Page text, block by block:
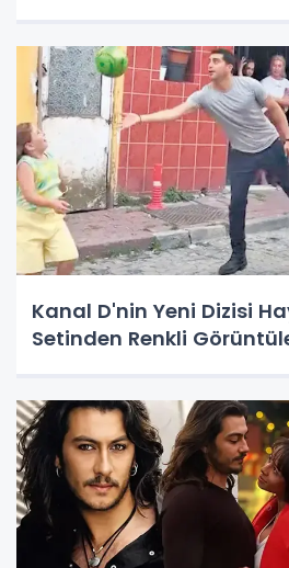
Kanal D'nin Yeni Dizisi
Setinden Renkli